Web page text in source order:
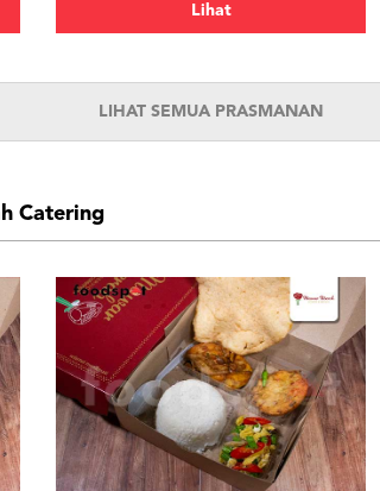
Lihat
LIHAT SEMUA PRASMANAN
Catering